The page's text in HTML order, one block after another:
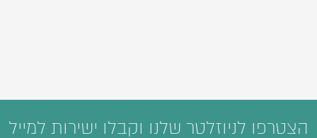
הצטרפו לניוזלטר שלנו וקבלו ישירות למייל